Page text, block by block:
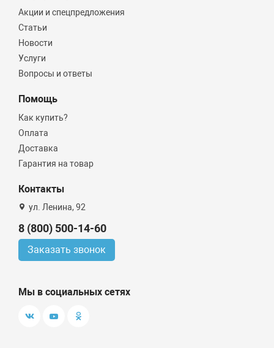
Акции и спецпредложения
Статьи
Новости
Услуги
Вопросы и ответы
Помощь
Как купить?
Оплата
Доставка
Гарантия на товар
Контакты
ул. Ленина, 92
8 (800) 500-14-60
Заказать звонок
Мы в социальных сетях